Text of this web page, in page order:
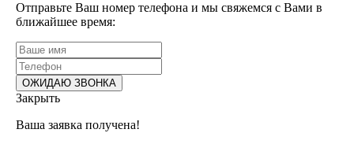
Отправьте Ваш номер телефона и мы свяжемся с Вами в
ближайшее время:
Закрыть
Ваша заявка получена!